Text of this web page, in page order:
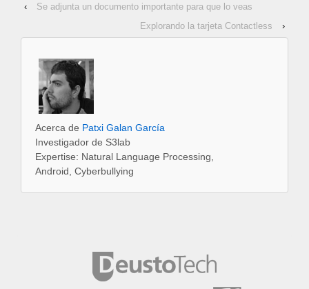
‹
Se adjunta un documento importante para que lo veas
Explorando la tarjeta Contactless
›
Acerca de Patxi Galan García
Investigador de S3lab
Expertise: Natural Language Processing,
Android, Cyberbullying